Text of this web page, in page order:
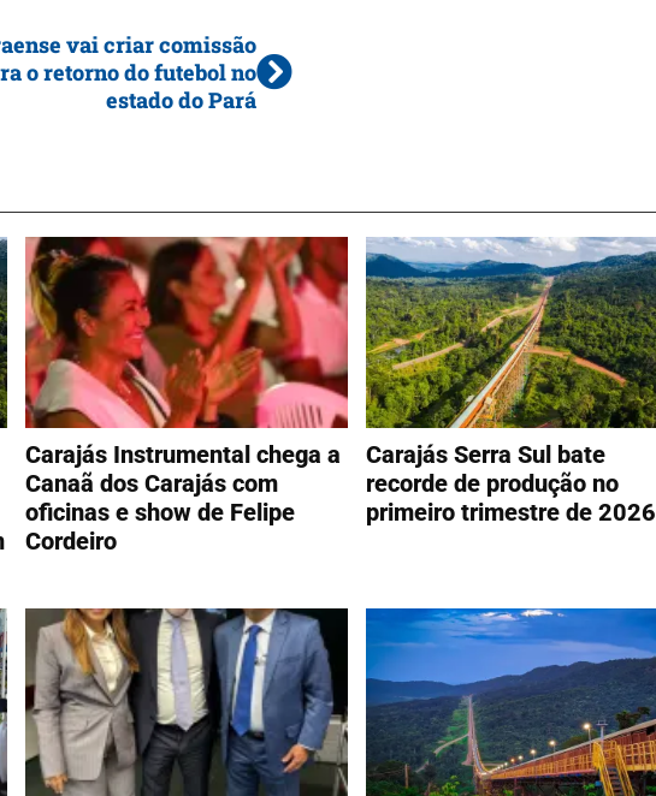
vai criar comissão
o retorno do futebol no
estado do Pará
Carajás Instrumental chega a
Canaã dos Carajás com
oficinas e show de Felipe
Cordeiro
Carajás Serra Sul bate
recorde de produção no
primeiro trimestre de 2026